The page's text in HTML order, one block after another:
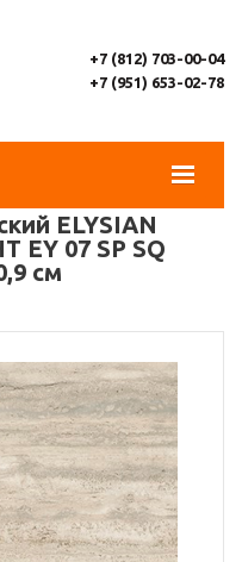
+7 (812) 703-00-04
+7 (951) 653-02-78
ELYSIAN
EY 07 SP SQ
см